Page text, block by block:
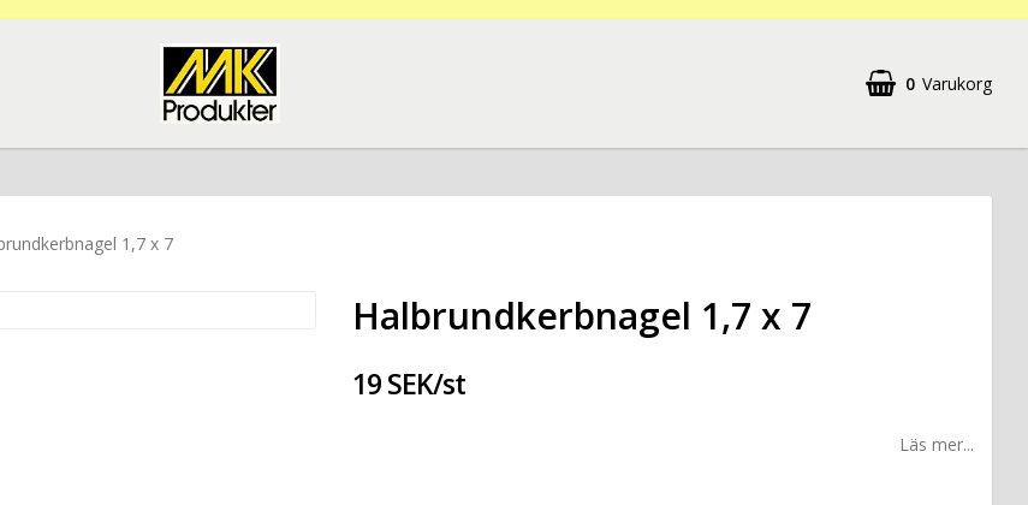
0 Varukorg
1,7 x 7
Halbrundkerbnagel 1,7 x 7
19 SEK/st
Läs mer...